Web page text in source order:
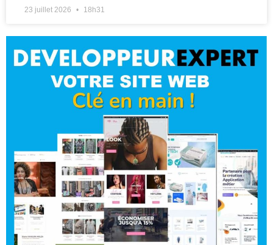
23 juillet 2026 18h31